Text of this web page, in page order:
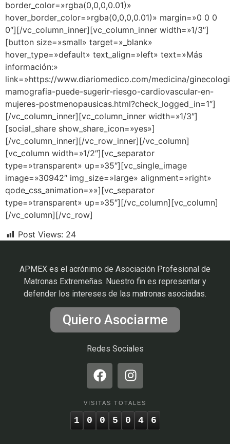
border_color=»rgba(0,0,0,0.01)»
hover_border_color=»rgba(0,0,0,0.01)» margin=»0 0 0
0″][/vc_column_inner][vc_column_inner width=»1/3″]
[button size=»small» target=»_blank»
hover_type=»default» text_align=»left» text=»Más
información:»
link=»https://www.diariomedico.com/medicina/
mamografia-puede-sugerir-riesgo-cardiovascular-en-
mujeres-postmenopausicas.html?check_logged_in=1″]
[/vc_column_inner][vc_column_inner width=»1/3″]
[social_share show_share_icon=»yes»]
[/vc_column_inner][/vc_row_inner][/vc_column]
[vc_column width=»1/2″][vc_separator
type=»transparent» up=»35″][vc_single_image
image=»30942″ img_size=»large» alignment=»right»
qode_css_animation=»»][vc_separator
type=»transparent» up=»35″][/vc_column][vc_column]
[/vc_column][/vc_row]
Post Views: 24
APMEX es el acrónimo de Asociación Profesional de
Matronas Extremeñas. Nuestro fin es representar y
defender los intereses de las matronas asociadas.
Quiero Asociarme
Redes Sociales
VISITAS TOTALES
1 0 0 5 0 4 6